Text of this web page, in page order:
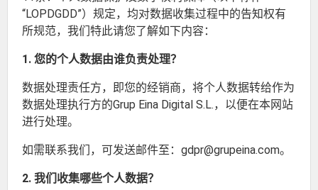
“LOPDGDD”）规定，均对数据收集过程中的告知权有
所规范，我们特此请您了解如下内容：
1. 您的个人数据由谁负责处理？
数据处理责任方，即您的经销商，将个人数据转给作为
数据处理执行方的Grup Eina Digital S.L.，以便在本网站
进行处理。
如需联系我们，可发送邮件至：gdpr@grupeina.com。
2. 我们收集哪些个人数据？